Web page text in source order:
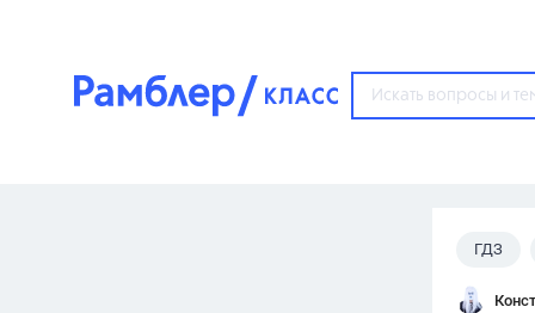
Популярные темы
ГДЗ